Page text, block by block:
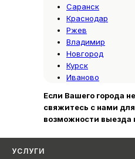
Если Вашего города
свяжитесь с нами
возможности выезда
Саранск
Краснодар
Ржев
Владимир
Новгород
Курск
Иваново
УСЛУГИ